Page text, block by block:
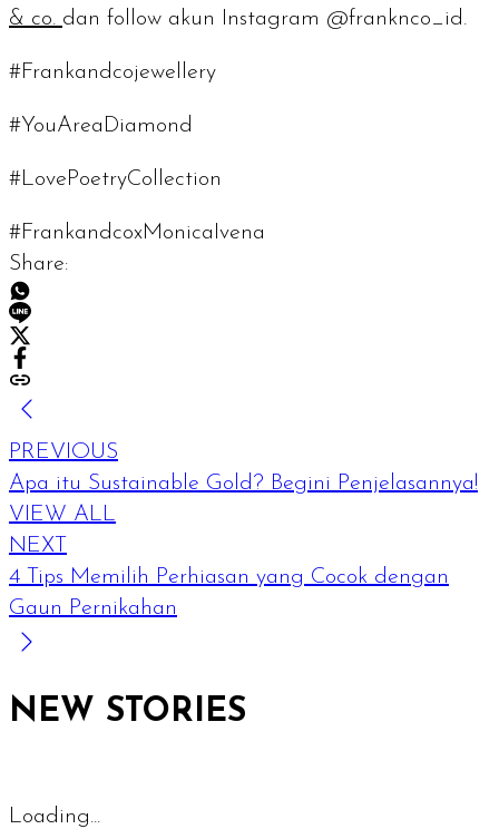
& co. dan follow akun Instagram @franknco_id.
#Frankandcojewellery
#YouAreaDiamond
#LovePoetryCollection
#FrankandcoxMonicaIvena
Share:
PREVIOUS
Apa itu Sustainable Gold? Begini Penjelasannya!
VIEW ALL
NEXT
4 Tips Memilih Perhiasan yang Cocok dengan
Gaun Pernikahan
NEW STORIES
Loading...